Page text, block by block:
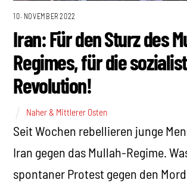
10. NOVEMBER 2022
Iran: Für den Sturz des
Regimes, für die
Revolution!
Naher & Mittlerer Osten
Seit Wochen rebellieren junge
Iran gegen das Mullah-Regime.
spontaner Protest gegen den